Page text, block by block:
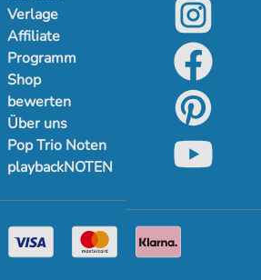
Verlage
Affiliate
Programm
Shop
bewerten
Über uns
Pop Trio Noten
playbackNOTEN